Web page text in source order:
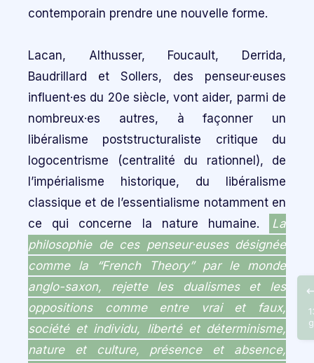
contemporain prendre une nouvelle forme.
Lacan, Althusser, Foucault, Derrida,
Baudrillard et Sollers, des penseur·euses
influent·es du 20e siècle, vont aider, parmi de
nombreux·es autres, à façonner un
libéralisme poststructuraliste critique du
logocentrisme (centralité du rationnel), de
l’impérialisme historique, du libéralisme
classique et de l’essentialisme notamment en
ce qui concerne la nature humaine.
La
philosophie de ces penseur·euses désignée
comme la “French Theory” par le monde
anglo-saxon, rejette les dualismes et les
oppositions comme entre vrai et faux,
société et individu, liberté et déterminisme,
nature et culture, présence et absence,